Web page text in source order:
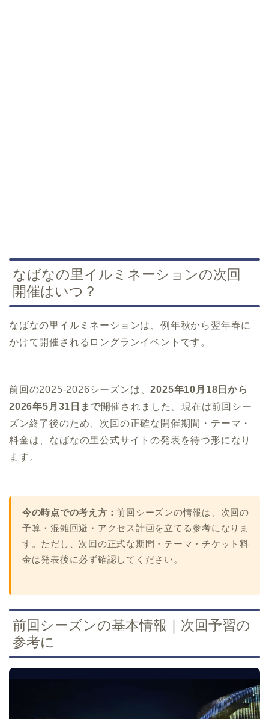
なばなの里イルミネーションの次回
開催はいつ？
なばなの里イルミネーションは、例年秋から翌年春に
かけて開催されるロングランイベントです。
前回の2025-2026シーズンは、2025年10月18日から
2026年5月31日まで開催されました。現在は前回シー
ズン終了後のため、次回の正確な開催期間・テーマ・
料金は、なばなの里公式サイトの発表を待つ形になり
ます。
今の時点での考え方：前回シーズンの情報は、次回の
予算・混雑回避・アクセス計画を立てる参考になりま
す。ただし、次回の正式な期間・テーマ・チケット料
金は発表後に必ず確認してください。
前回シーズンの基本情報｜次回予習の
参考に